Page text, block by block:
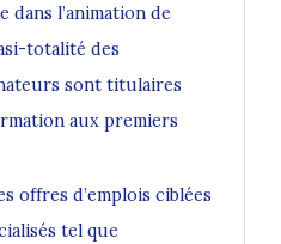
dans l’animation de
totalité des
sont titulaires
aux premiers
offres d’emplois ciblées
tel que